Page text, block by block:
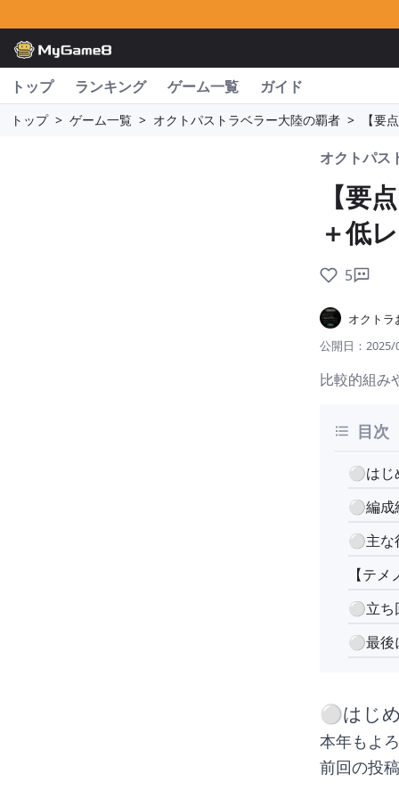
トップ ランキング ゲーム一覧 ガイド
トップ > ゲーム一覧 > オクトパストラベラー大陸の覇者 > 【要
オクトパス
【要
＋低
5
オクトラ
公開日： 2025/
比較的組み
目次
⚪︎はじ
⚪︎編成
⚪︎主な
【テ
⚪︎立ち
⚪︎最後
⚪︎はじ
本年もよ
前回の投